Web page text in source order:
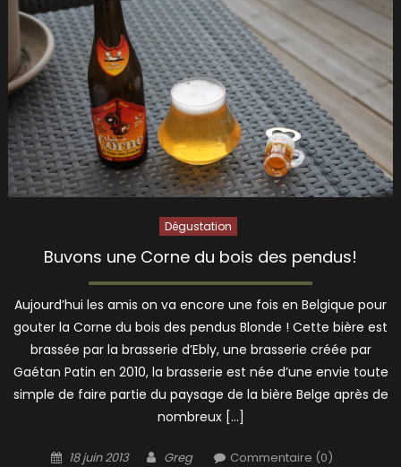
Dégustation
Buvons une Corne du bois des pendus!
Aujourd’hui les amis on va encore une fois en Belgique pour
gouter la Corne du bois des pendus Blonde ! Cette bière est
brassée par la brasserie d’Ebly, une brasserie créée par
Gaétan Patin en 2010, la brasserie est née d’une envie toute
simple de faire partie du paysage de la bière Belge après de
nombreux […]
Posted
18 juin 2013 Author
Greg Commentaire (0)